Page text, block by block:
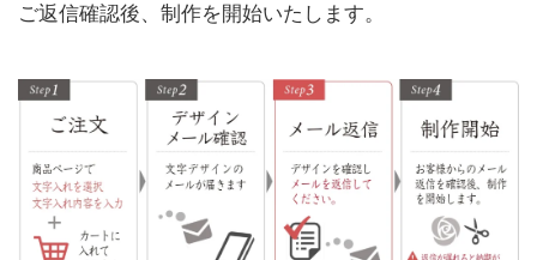
ご返信確認後、制作を開始いたします。